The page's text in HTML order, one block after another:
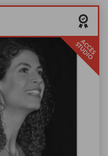
A
C
C
È
S
S
T
U
D
I
O